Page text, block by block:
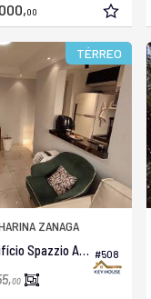
00
TÉRREO
#508
ZANAGA
Apartamento no Edifício Spazzio Azurro
00